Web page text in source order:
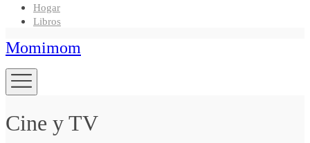
Hogar
Libros
Momimom
Cine y TV